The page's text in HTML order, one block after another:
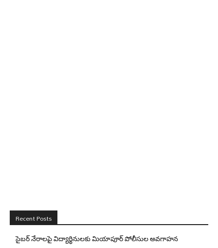
Recent Posts
సైబర్ నేరాలపై విద్యార్థినులకు మియాపూర్ పోలీసుల అవగాహన